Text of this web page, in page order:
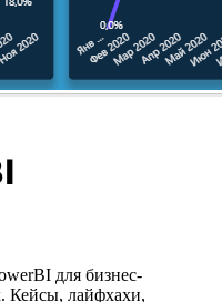
для бизнес-
Кейсы, лайфхахи,